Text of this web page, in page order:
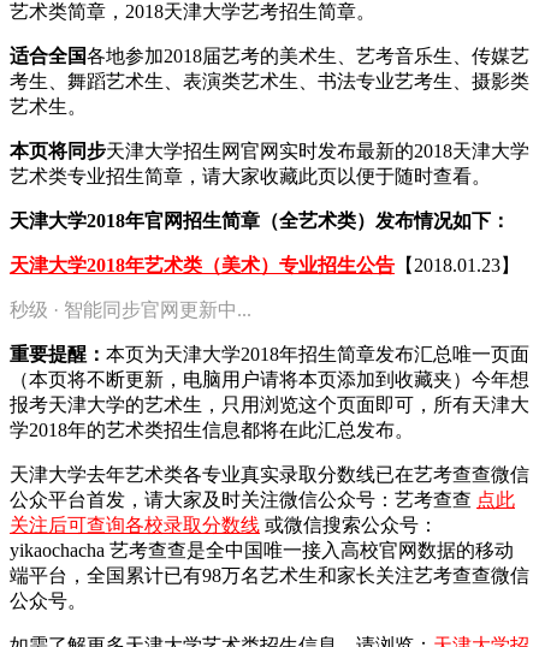
艺术类简章，2018天津大学艺考招生简章。
适合全国各地参加2018届艺考的美术生、艺考音乐生、传媒艺
考生、舞蹈艺术生、表演类艺术生、书法专业艺考生、摄影类
艺术生。
本页将同步天津大学招生网官网实时发布最新的2018天津大学
艺术类专业招生简章，请大家收藏此页以便于随时查看。
天津大学2018年官网招生简章（全艺术类）发布情况如下：
天津大学2018年艺术类（美术）专业招生公告 【2018.01.23】
秒级 · 智能同步官网更新中...
重要提醒： 本页为天津大学2018年招生简章发布汇总唯一页面
（本页将不断更新，电脑用户请将本页添加到收藏夹）今年想
报考天津大学的艺术生，只用浏览这个页面即可，所有天津大
学2018年的艺术类招生信息都将在此汇总发布。
天津大学去年艺术类各专业真实录取分数线已在艺考查查微信
公众平台首发， 请大家及时关注微信公众号：艺考查查 点此
关注后可查询各校录取分数线 或微信搜索公众号：
yikaochacha 艺考查查是全中国唯一接入高校官网数据的移动
端平台，全国累计已有98万名艺术生和家长关注艺考查查微信
公众号。